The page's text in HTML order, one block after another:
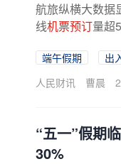
航旅纵横大数据
线机票预订量超
端午假期 出
人民财讯
曹晨
“五一”假期
30%